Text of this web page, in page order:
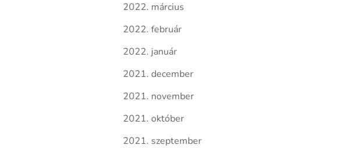
2022. március
2022. február
2022. január
2021. december
2021. november
2021. október
2021. szeptember